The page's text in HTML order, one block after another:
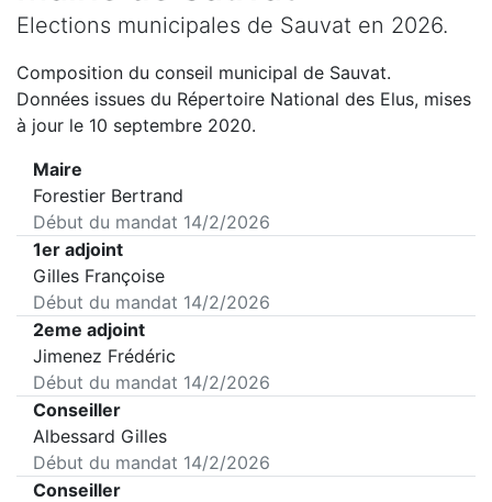
Elections municipales de Sauvat en 2026.
Composition du conseil municipal de Sauvat.
Données issues du Répertoire National des Elus, mises
à jour le 10 septembre 2020.
Maire
Forestier Bertrand
Début du mandat 14/2/2026
1er adjoint
Gilles Françoise
Début du mandat 14/2/2026
2eme adjoint
Jimenez Frédéric
Début du mandat 14/2/2026
Conseiller
Albessard Gilles
Début du mandat 14/2/2026
Conseiller